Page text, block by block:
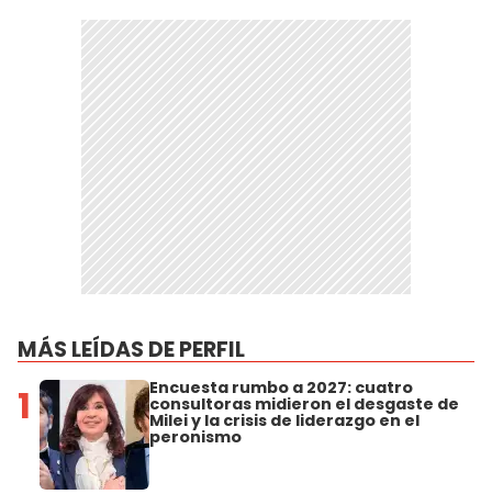
MÁS LEÍDAS DE PERFIL
1 Encuesta rumbo a 2027: cuatro
consultoras midieron el desgaste de
Milei y la crisis de liderazgo en el
peronismo